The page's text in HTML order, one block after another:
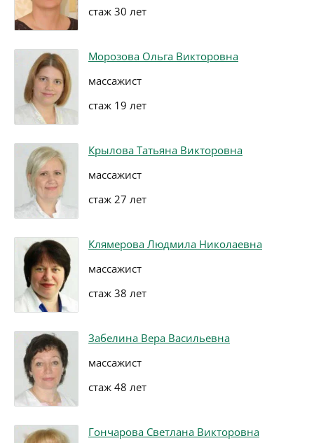
стаж 30 лет
Морозова Ольга Викторовна
массажист
стаж 19 лет
Крылова Татьяна Викторовна
массажист
стаж 27 лет
Клямерова Людмила Николаевна
массажист
стаж 38 лет
Забелина Вера Васильевна
массажист
стаж 48 лет
Гончарова Светлана Викторовна